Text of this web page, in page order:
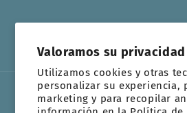
Valoramos su privacidad
Utilizamos cookies y otras
personalizar su experiencia,
marketing y para recopilar
FacebookInstagram
Idioma